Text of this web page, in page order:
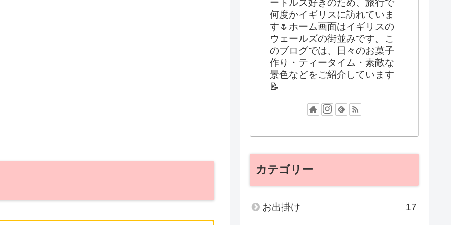
ートルズ好きのため、旅行で
何度かイギリスに訪れていま
す🌷ホーム画面はイギリスの
ウェールズの街並みです。こ
のブログでは、日々のお菓子
作り・ティータイム・素敵な
景色などをご紹介しています
📝
カテゴリー
お出掛け 17